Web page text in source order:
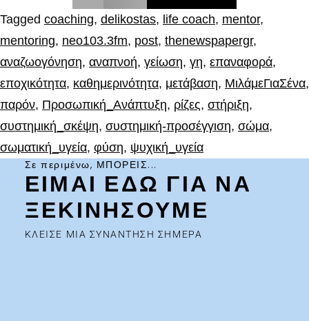
Tagged coaching, delikostas, life coach, mentor,
mentoring, neo103.3fm, post, thenewspapergr,
αναζωογόνηση, αναπνοή, γείωση, γη, επαναφορά,
εποχικότητα, καθημερινότητα, μετάβαση, ΜιλάμεΓιαΣένα,
παρόν, Προσωπική_Ανάπτυξη, ρίζες, στήριξη,
συστημική_σκέψη, συστημική-προσέγγιση, σώμα,
σωματική_υγεία, φύση, ψυχική_υγεία
Σε περιμένω, ΜΠΟΡΕΙΣ...
ΕΙΜΑΙ ΕΔΩ ΓΙΑ ΝΑ
ΞΕΚΙΝΗΣΟΥΜΕ
ΚΛΕΙΣΕ ΜΙΑ ΣΥΝΑΝΤΗΣΗ ΣΗΜΕΡΑ